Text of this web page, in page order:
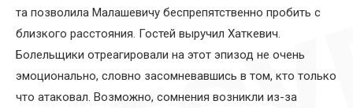
та позволила Малашевичу беспрепятственно пробить с
близкого расстояния. Гостей выручил Хаткевич.
Болельщики отреагировали на этот эпизод не очень
эмоционально, словно засомневавшись в том, кто только
что атаковал. Возможно, сомнения возникли из-за